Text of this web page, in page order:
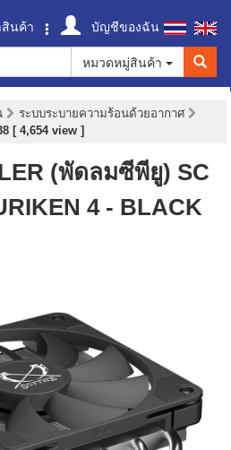
นค้า
บัญชีของฉัน
หมวดหมู่สินค้า
ระบบระบายความร้อนด้วยอากาศ
[ 4,654 view ]
(พัดลมซีพียู) SC
4 - BLACK